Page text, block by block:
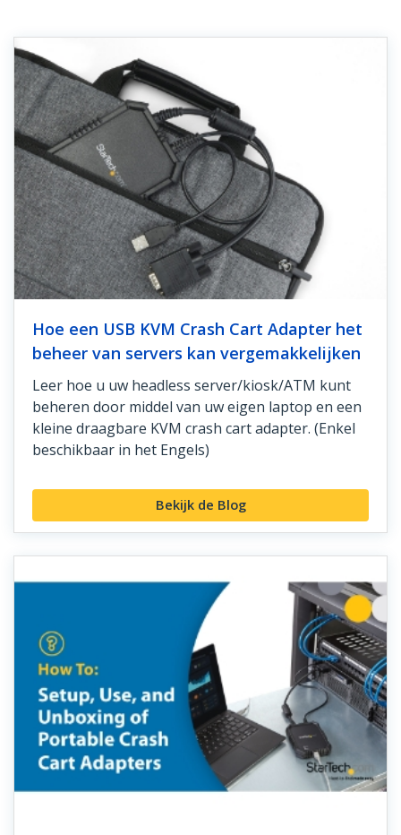
Hoe een USB KVM Crash Cart Adapter het
beheer van servers kan vergemakkelijken
Leer hoe u uw headless server/kiosk/ATM kunt
beheren door middel van uw eigen laptop en een
kleine draagbare KVM crash cart adapter. (Enkel
beschikbaar in het Engels)
Bekijk de Blog